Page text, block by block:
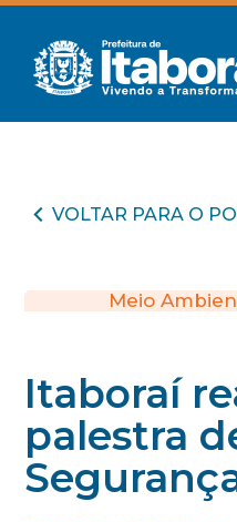
VOLTAR PARA O
Meio
Itaboraí
palestra